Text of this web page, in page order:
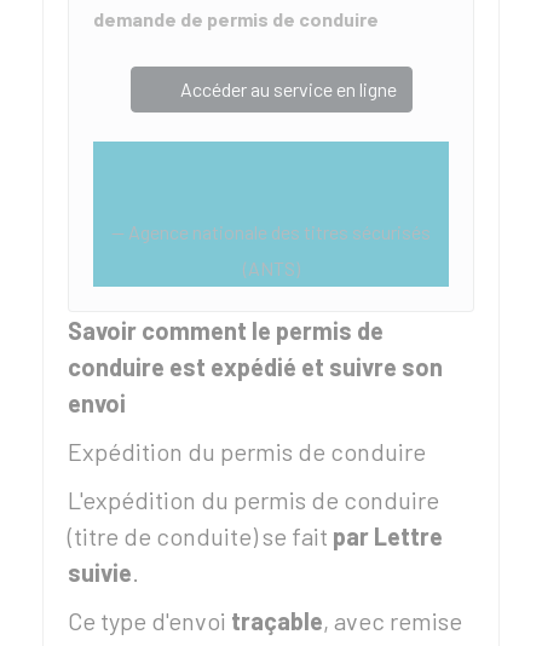
demande de permis de conduire
Accéder au service en ligne
Agence nationale des titres sécurisés
(ANTS)
Savoir comment le permis de
conduire est expédié et suivre son
envoi
Expédition du permis de conduire
L'expédition du permis de conduire
(titre de conduite) se fait par Lettre
suivie.
Ce type d'envoi traçable, avec remise